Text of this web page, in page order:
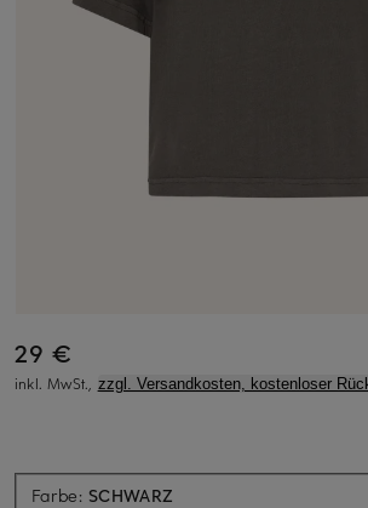
29 €
inkl. MwSt., zzgl. Versandkosten, kostenloser
Farbe: SCHWARZ